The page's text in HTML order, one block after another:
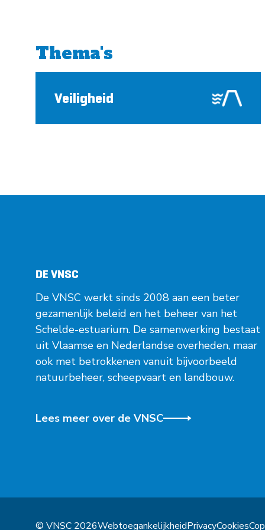
Thema's
Veiligheid
DE VNSC
De VNSC werkt sinds 2008 aan een beter
gezamenlijk beleid en het beheer van het
Schelde-estuarium. De samenwerking bestaat
uit Vlaamse en Nederlandse overheden, maar
ook met betrokkenen vanuit bijvoorbeeld
natuurbeheer, scheepvaart en landbouw.
Lees meer over de VNSC
© VNSC 2026WebtoegankelijkheidPrivacyCookies